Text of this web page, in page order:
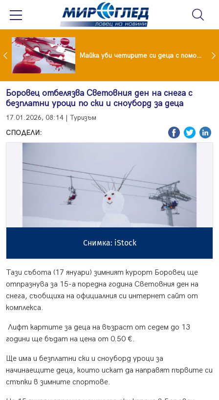
Проф.Кантарджиев: Пазете се от комарите и полово предаваните инфекции Майка уби четирите си деца с помощта на баба им, след което се самоуби
Боровец отбелязва Световния ден на снега с
безплатни уроци по ски и сноуборд за деца
17.01.2026, 08:14 | Туризъм
СПОДЕЛИ:
Снимка: iStock
Тази събота (17 януари) зимният курорт Боровец ще
отпразнува за 15-а поредна година Световния ден на
снега, съобщиха на официалния си интернет сайт от
комплекса.
Лифт картите за деца на възраст от седем до 13
години ще бъдат на цена от 0.50 €.
Ще има и безплатни ски и сноуборд уроци за
начинаещите деца, които искат да направят първите си
стъпки в зимните спортове.